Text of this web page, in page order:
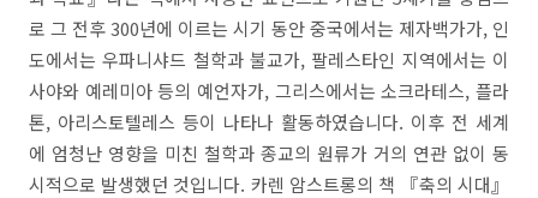
로 그 전후 300년에 이르는 시기 동안 중국에서는 제자백가가, 인
도에서는 우파니샤드 철학과 불교가, 팔레스타인 지역에서는 이
사야와 예레미아 등의 예언자가, 그리스에서는 소크라테스, 플라
톤, 아리스토텔레스 등이 나타나 활동하였습니다. 이후 전 세계
에 엄청난 영향을 미친 철학과 종교의 원류가 거의 연관 없이 동
시적으로 발생했던 것입니다. 카렌 암스트롱의 책 『축의 시대』